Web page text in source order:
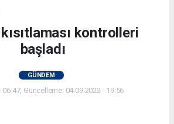
kontrolleri
başladı
GÜNDEM
06:47, Güncelleme: 04.09.2022 - 19:56